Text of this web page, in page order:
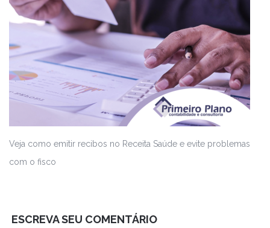
Veja como emitir recibos no Receita Saúde e evite problemas
com o fisco
ESCREVA SEU COMENTÁRIO